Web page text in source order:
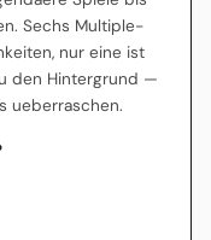
Sechs Multiple-
nur eine ist
den Hintergrund —
ueberraschen.